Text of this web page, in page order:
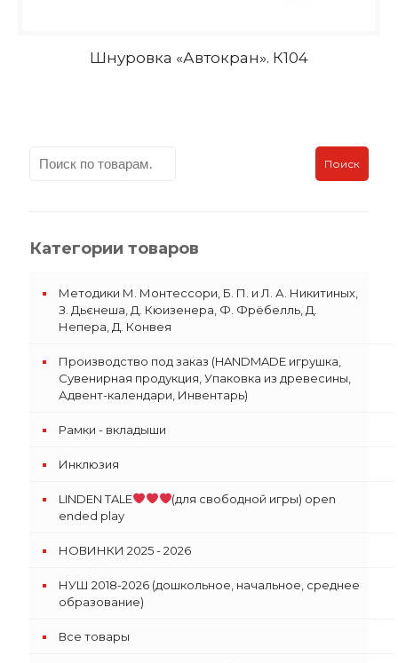
Шнуровка «Автокран». К104
Поиск
Категории товаров
Методики М. Монтессори, Б. П. и Л. А. Никитиных,
З. Дьєнеша, Д. Кюизенера, Ф. Фрёбелль, Д.
Непера, Д. Конвея
Производство под заказ (HANDMADE игрушка,
Сувенирная продукция, Упаковка из древесины,
Адвент-календари, Инвентарь)
Рамки - вкладыши
Инклюзия
LINDEN TALE
(для свободной игры) open
ended play
НОВИНКИ 2025 - 2026
НУШ 2018-2026 (дошкольное, начальное, среднее
образование)
Все товары